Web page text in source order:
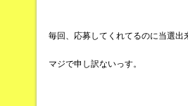
毎回、応募してくれてるのに当選出
マジで申し訳ないっす。